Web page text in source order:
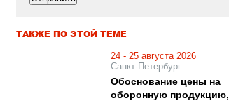
ТАКЖЕ ПО ЭТОЙ ТЕМЕ
24 - 25 августа 2026
Санкт-Петербург
Обоснование цены на
оборонную продукцию,